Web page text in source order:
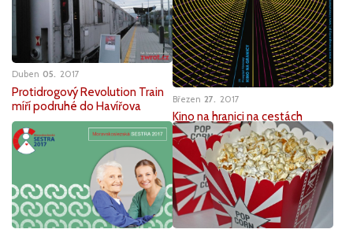
Duben 05 2017
Protidrogový Revolution Train
míří podruhé do Havířova
Březen 27 2017
Kino na hranici na cestách